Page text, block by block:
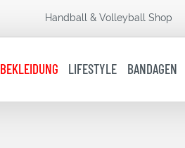
Handball & Volleyball Shop
BEKLEIDUNG LIFESTYLE BANDAGEN